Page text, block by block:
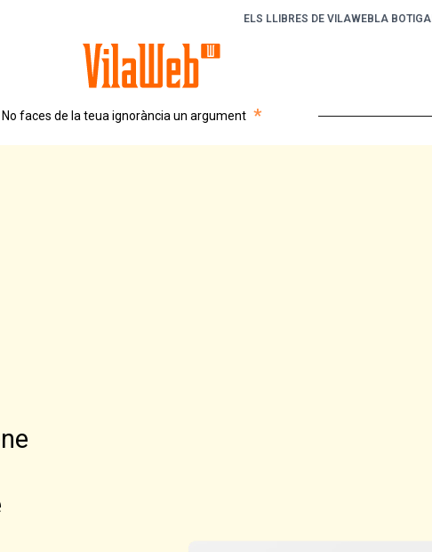
ELS LLIBRES DE VILAWEB LA BOTIGA
No faces de la teua ignorància un argument *